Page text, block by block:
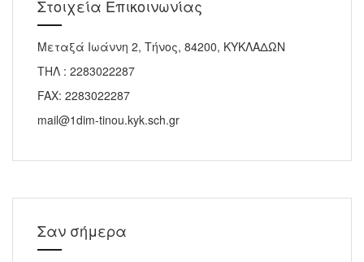
Στοιχεία Επικοινωνίας
Μεταξά Ιωάννη 2, Τήνος, 84200, ΚΥΚΛΑΔΩΝ
ΤΗΛ : 2283022287
FAX: 2283022287
mail@1dim-tinou.kyk.sch.gr
Σαν σήμερα